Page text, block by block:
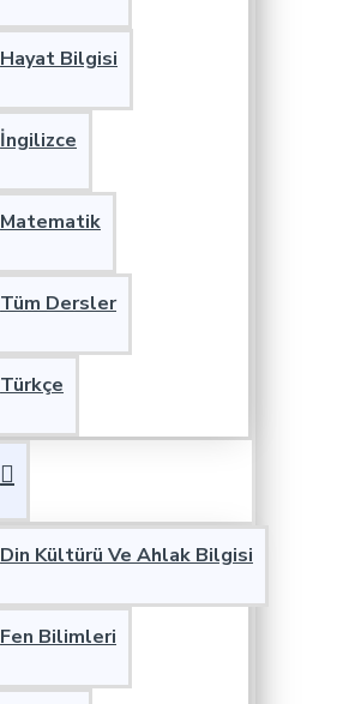
Hayat Bilgisi
İngilizce
Matematik
Tüm Dersler
Türkçe
Din Kültürü Ve Ahlak Bilgisi
Fen Bilimleri